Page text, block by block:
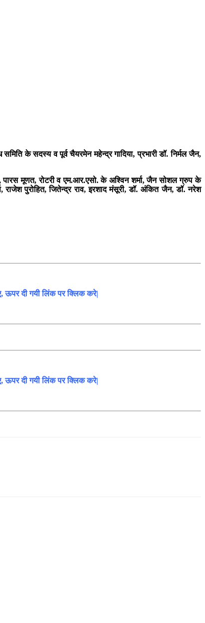
के सदस्य व पूर्व चैयरमेन महेन्द्र गादिया, प्रभारी डॉ. निर्मल जैन,
पारस मूणत, रोटरी व एम.आर.एसो. के अश्विन शर्मा, जैन सोशल ग्रुप के
पुरोहित, जितेन्द्र राव, इरशाद मंसूरी, डॉ. अंकित जैन, डॉ. नरेश
ऊपर दी गयी लिंक पर क्लिक करे|
ऊपर दी गयी लिंक पर क्लिक करे|